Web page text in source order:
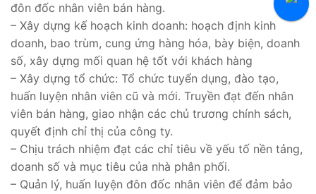
Hỏi Đáp Tuyển Dụng
đôn đốc nhân viên bán hàng.
– Xây dựng kế hoạch kinh doanh: hoạch định kinh
doanh, bao trùm, cung ứng hàng hóa, bày biện, doanh
số, xây dựng mối quan hệ tốt với khách hàng
– Xây dựng tổ chức: Tổ chức tuyển dụng, đào tạo,
huấn luyện nhân viên cũ và mới. Truyền đạt đến nhân
viên bán hàng, giao nhận các chủ trương chính sách,
quyết định chỉ thị của công ty.
– Chịu trách nhiệm đạt các chỉ tiêu về yếu tố nền tảng,
doanh số và mục tiêu của nhà phân phối.
– Quản lý, huấn luyện đôn đốc nhân viên để đảm bảo